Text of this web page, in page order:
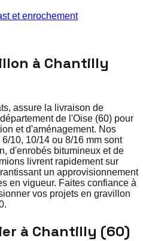
et enrochement
à Chantilly
assure la livraison de
de l'Oise (60) pour
et d'aménagement. Nos
10, 10/14 ou 8/16 mm sont
d'enrobés bitumineux et de
livrent rapidement sur
un approvisionnement
en vigueur. Faites confiance à
vos projets en gravillon
à Chantilly (60)